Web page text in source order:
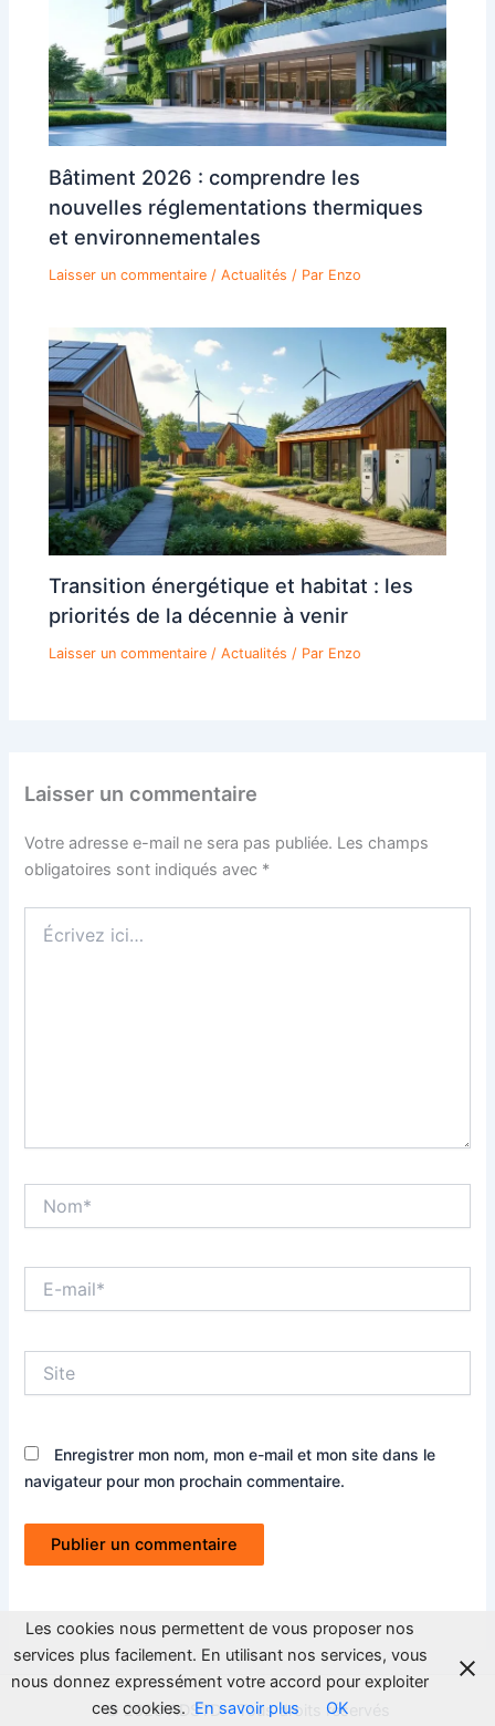
Bâtiment 2026 : comprendre les
nouvelles réglementations thermiques
et environnementales
Laisser un commentaire /Actualités / Par Enzo
Transition énergétique et habitat : les
priorités de la décennie à venir
Laisser un commentaire /Actualités / Par Enzo
Laisser un commentaire
Votre adresse e-mail ne sera pas publiée. Les champs
obligatoires sont indiqués avec *
ici…
mail*
Enregistrer mon nom, mon e-mail et mon site dans le
navigateur pour mon prochain commentaire.
© 2026 ADSTD - Tous droits réservés
Les cookies nous permettent de vous proposer nos
services plus facilement. En utilisant nos services, vous
nous donnez expressément votre accord pour exploiter
ces cookies. En savoir plus OK